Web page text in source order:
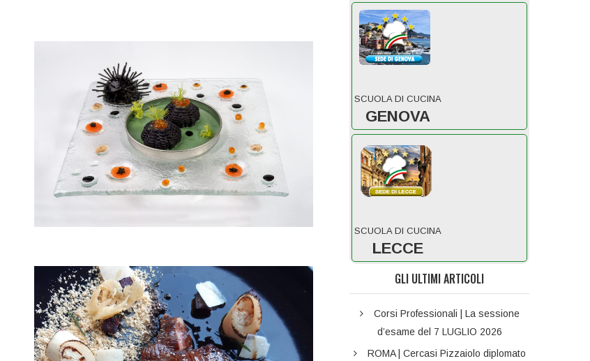
SCUOLA DI CUCINA
GENOVA
SCUOLA DI CUCINA
LECCE
GLI ULTIMI ARTICOLI
Corsi Professionali | La sessione
d’esame del 7 LUGLIO 2026
ROMA | Cercasi Pizzaiolo diplomato